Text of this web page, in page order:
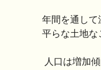
年間を通して
平らな土地な
人口は増加